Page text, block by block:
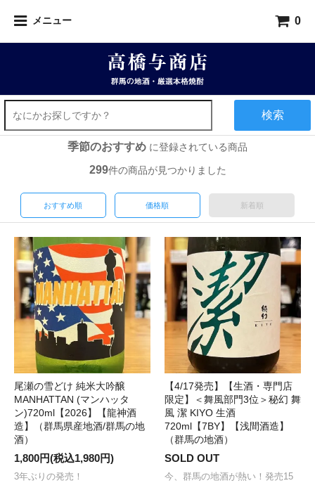
メニュー 0
検索
季節のおすすめ に登録されている商品
299件の商品が見つかりました
おすすめ順 価格順 新着順
尾瀬の雪どけ 純米大吟醸
MANHATTAN (マンハッタ
ン)720ml【2026】【龍神酒
造】（群馬県産地酒/群馬の地
酒）
1,800円(税込1,980円)
3年ぶりの発売！
【4/17発売】【生酒・専門店
限定】＜舞風部門3位＞秘幻 舞
風 潔 KIYO 生酒
720ml【7BY】【浅間酒造】
（群馬の地酒）
SOLD OUT
今、群馬の地酒が熱い！発売15